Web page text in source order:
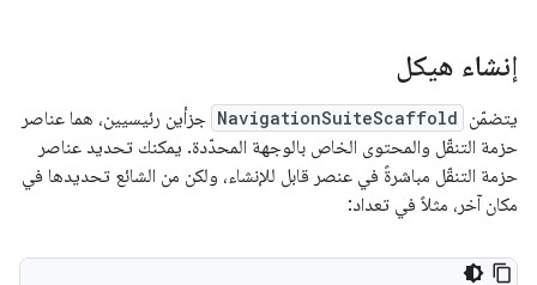
إنشاء هيكل
يتضمّن NavigationSuiteScaffold جزأين رئيسيين، هما عناصر
حزمة التنقّل والمحتوى الخاص بالوجهة المحدّدة. يمكنك تحديد عناصر
حزمة التنقّل مباشرةً في عنصر قابل للإنشاء، ولكن من الشائع تحديدها في
مكان آخر، مثلاً في تعداد: